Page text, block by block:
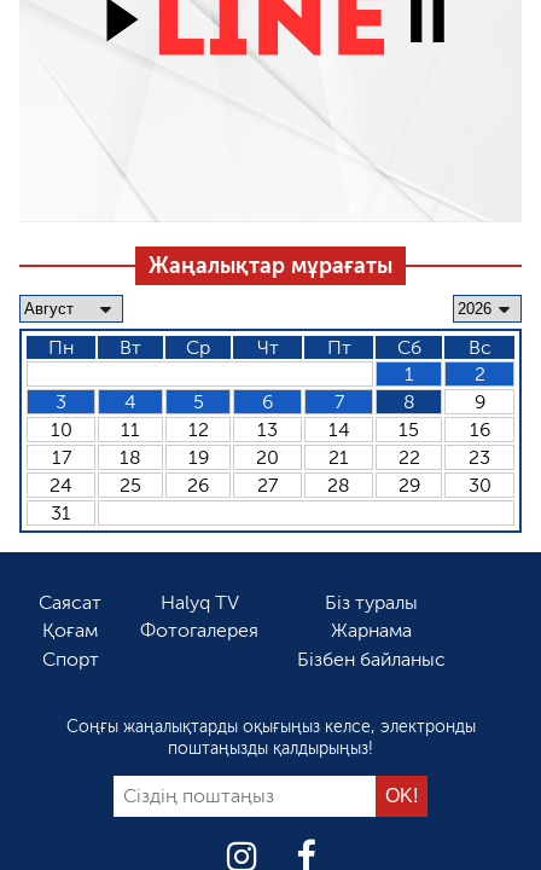
Жаңалықтар мұрағаты
Пн Вт Ср Чт Пт Сб
Вс
1
2
3
4 5 6 7 8
9
10
11 12 13 14 15
16
17
18 19 20 21 22
23
24
25 26 27 28 29
30
31
Саясат
Қоғам
Спорт
Halyq TV
Фотогалерея
Біз туралы
Жарнама
Бізбен байланыс
Соңғы жаңалықтарды оқығыңыз келсе, электронды
поштаңызды қалдырыңыз!